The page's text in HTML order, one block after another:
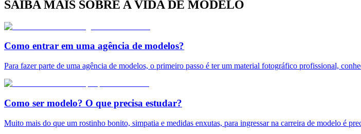
SAIBA MAIS SOBRE A VIDA DE MODELO
Como entrar em uma agência de modelos?
Para fazer parte de uma agência de modelos, o primeiro passo é ter um material fotográfico profissional,
Como ser modelo? O que precisa estudar?
Muito mais do que um rostinho bonito, simpatia e medidas enxutas, para ingressar na carreira de modelo é